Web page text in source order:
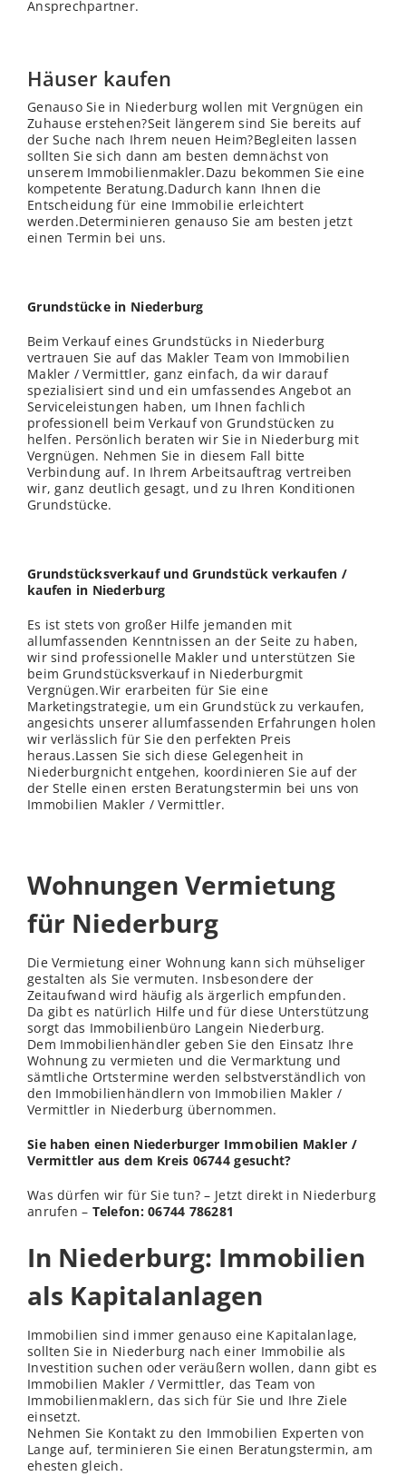
Ansprechpartner.
Häuser kaufen
Genauso Sie in Niederburg wollen mit Vergnügen ein
Zuhause erstehen?Seit längerem sind Sie bereits auf
der Suche nach Ihrem neuen Heim?Begleiten lassen
sollten Sie sich dann am besten demnächst von
unserem Immobilienmakler.Dazu bekommen Sie eine
kompetente Beratung.Dadurch kann Ihnen die
Entscheidung für eine Immobilie erleichtert
werden.Determinieren genauso Sie am besten jetzt
einen Termin bei uns.
Grundstücke in Niederburg
Beim Verkauf eines Grundstücks in Niederburg
vertrauen Sie auf das Makler Team von Immobilien
Makler / Vermittler, ganz einfach, da wir darauf
spezialisiert sind und ein umfassendes Angebot an
Serviceleistungen haben, um Ihnen fachlich
professionell beim Verkauf von Grundstücken zu
helfen. Persönlich beraten wir Sie in Niederburg mit
Vergnügen. Nehmen Sie in diesem Fall bitte
Verbindung auf. In Ihrem Arbeitsauftrag vertreiben
wir, ganz deutlich gesagt, und zu Ihren Konditionen
Grundstücke.
Grundstücksverkauf und Grundstück verkaufen /
kaufen in Niederburg
Es ist stets von großer Hilfe jemanden mit
allumfassenden Kenntnissen an der Seite zu haben,
wir sind professionelle Makler und unterstützen Sie
beim Grundstücksverkauf in Niederburgmit
Vergnügen.Wir erarbeiten für Sie eine
Marketingstrategie, um ein Grundstück zu verkaufen,
angesichts unserer allumfassenden Erfahrungen holen
wir verlässlich für Sie den perfekten Preis
heraus.Lassen Sie sich diese Gelegenheit in
Niederburgnicht entgehen, koordinieren Sie auf der
der Stelle einen ersten Beratungstermin bei uns von
Immobilien Makler / Vermittler.
Wohnungen Vermietung
für Niederburg
Die Vermietung einer Wohnung kann sich mühseliger
gestalten als Sie vermuten. Insbesondere der
Zeitaufwand wird häufig als ärgerlich empfunden.
Da gibt es natürlich Hilfe und für diese Unterstützung
sorgt das Immobilienbüro Langein Niederburg.
Dem Immobilienhändler geben Sie den Einsatz Ihre
Wohnung zu vermieten und die Vermarktung und
sämtliche Ortstermine werden selbstverständlich von
den Immobilienhändlern von Immobilien Makler /
Vermittler in Niederburg übernommen.
Sie haben einen Niederburger Immobilien Makler /
Vermittler aus dem Kreis 06744 gesucht?
Was dürfen wir für Sie tun? – Jetzt direkt in Niederburg
anrufen – Telefon: 06744 786281
In Niederburg: Immobilien
als Kapitalanlagen
Immobilien sind immer genauso eine Kapitalanlage,
sollten Sie in Niederburg nach einer Immobilie als
Investition suchen oder veräußern wollen, dann gibt es
Immobilien Makler / Vermittler, das Team von
Immobilienmaklern, das sich für Sie und Ihre Ziele
einsetzt.
Nehmen Sie Kontakt zu den Immobilien Experten von
Lange auf, terminieren Sie einen Beratungstermin, am
ehesten gleich.